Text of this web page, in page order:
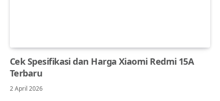
Cek Spesifikasi dan Harga Xiaomi Redmi 15A
Terbaru
2 April 2026